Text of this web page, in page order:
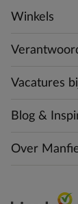
Winkels
Vacatures
Blog &
Over